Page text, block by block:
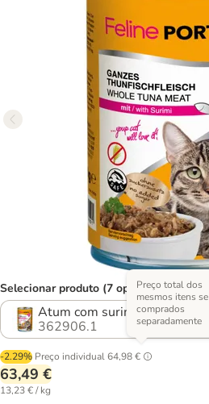
Selecionar produto (7 opções)
Atum com surimi
362906.1
-2.29% Preço individual64,98 €
Preço total dos
mesmos itens se
comprados
separadamente
63,49 €
13,23 € / kg